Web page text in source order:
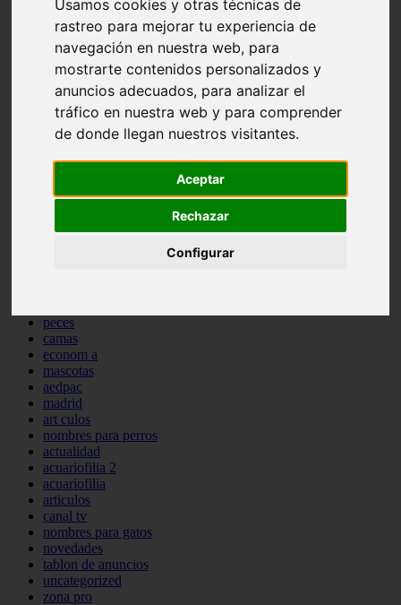
Usamos cookies y otras técnicas de
rastreo para mejorar tu experiencia de
navegación en nuestra web, para
mostrarte contenidos personalizados y
anuncios adecuados, para analizar el
tráfico en nuestra web y para comprender
de donde llegan nuestros visitantes.
Aceptar
Rechazar
Configurar
comportamiento
protagonistas
reptiles
abandono
adopci n
ferias
higiene
snacks
acuario
iberzoo propet
estanques
peces
camas
econom a
mascotas
aedpac
madrid
art culos
nombres para perros
actualidad
acuariofilia 2
acuariofilia
articulos
canal tv
nombres para gatos
novedades
tablon de anuncios
uncategorized
zona pro